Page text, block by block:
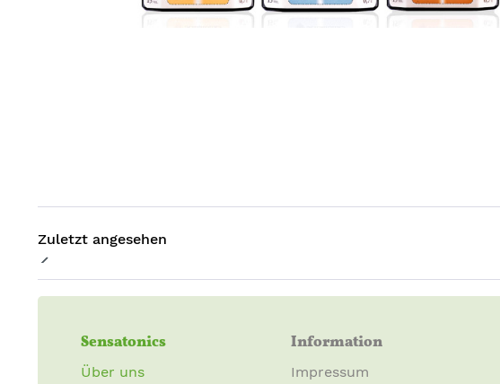
Zuletzt angesehen
Sensatonics
Über uns
Information
Impressum